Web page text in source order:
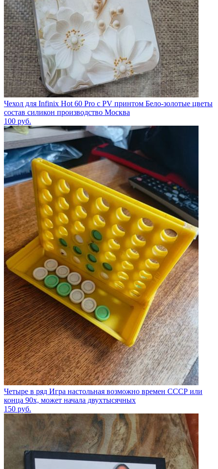
Чехол для Infinix Hot 60 Pro с PV принтом Бело-золотые цветы
состав силикон производство Москва
100 руб.
Четыре в ряд Игра настольная возможно времен СССР или
конца 90х, может начала двухтысячных
150 руб.